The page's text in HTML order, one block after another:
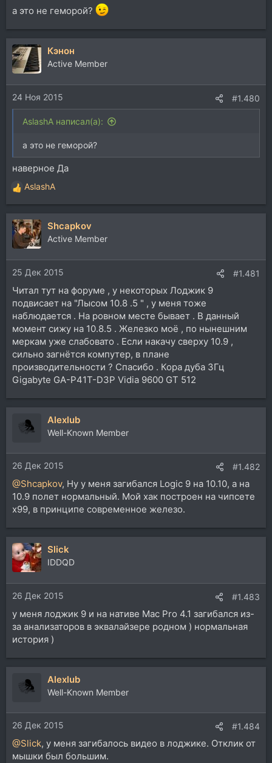
а это не геморой?
Кэнон
Active Member
24 Ноя 2015 #1.480
AslashA написал(а):
а это не геморой?
наверное Да
Р
е
а
к
ц
и
и
:
AslashA
Shcapkov
Active Member
25 Дек 2015 #1.481
Читал тут на форуме , у некоторых Лоджик 9
подвисает на "Лысом 10.8 .5 " , у меня тоже
наблюдается . На ровном месте бывает . В данный
момент сижу на 10.8.5 . Железко моё , по нынешним
меркам уже слабовато . Если накачу сверху 10.9 ,
сильно загнётся компутер, в плане
производительности ? Спасибо . Кора дуба 3Гц
Gigabyte GA-P41T-D3P Vidia 9600 GT 512
Alexlub
Well-Known Member
26 Дек 2015 #1.482
@Shcapkov, Ну у меня загибался Logic 9 на 10.10, а на
10.9 полет нормальный. Мой хак построен на чипсете
x99, в принципе современное железо.
Slick
IDDQD
26 Дек 2015 #1.483
у меня лоджик 9 и на нативе Mac Pro 4.1 загибался из-
за анализаторов в эквалайзере родном ) нормальная
история )
Alexlub
Well-Known Member
26 Дек 2015 #1.484
@Slick, у меня загибалось видео в лоджике. Отклик от
мышки был большим.